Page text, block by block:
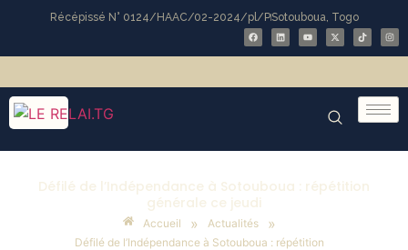
Récépissé N° 0124/HAAC/02-2024/pl/PSotouboua, Togo
Défilé de l’Indépendance à Sotouboua : répétition
générale ce jeudi
Accueil » Actualités »
Défilé de l’Indépendance à Sotouboua : répétition